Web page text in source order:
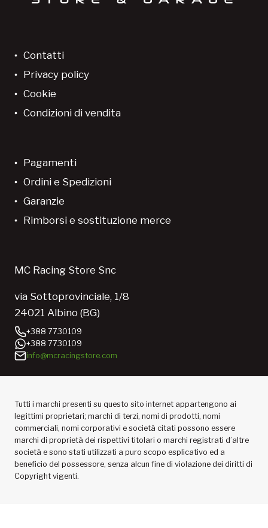
Contatti
Privacy policy
Cookie
Condizioni di vendita
Pagamenti
Ordini e Spedizioni
Garanzie
Rimborsi e sostituzione merce
MC Racing Store Snc
via Sottoprovinciale, 1/8
24021 Albino (BG)
+388 7730109
+388 7730109
info@mcracingstore.com
Tutti i marchi presenti su questo sito internet appartengono ai
legittimi proprietari; marchi di terzi, nomi di prodotti, nomi
commerciali, nomi corporativi e società citati possono essere
marchi di proprietà dei rispettivi titolari o marchi registrati d’altre
società e sono stati utilizzati a puro scopo esplicativo ed a
beneficio del possessore, senza alcun fine di violazione dei diritti di
Copyright vigenti.